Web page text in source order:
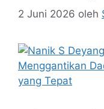
2 Juni 2026 oleh